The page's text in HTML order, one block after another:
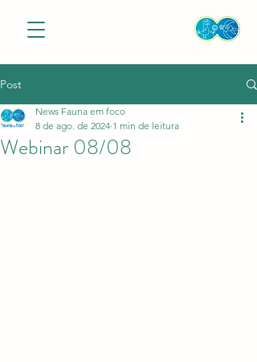
Post
Webinar 08/08
News Fauna em foco
8 de ago. de 2024 1 min de leitura